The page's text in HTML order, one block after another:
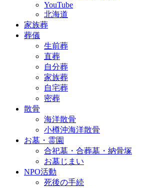
YouTube
北海道
家族葬
葬儀
生前葬
直葬
自分葬
家族葬
自宅葬
密葬
散骨
海洋散骨
小樽沖海洋散骨
お墓・霊園
合祀墓・合葬墓・納骨塚
お墓じまい
NPO活動
死後の手続